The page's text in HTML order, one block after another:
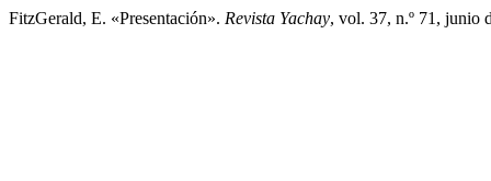
FitzGerald, E. «Presentación». Revista Yachay, vol. 37, n.º 71, junio